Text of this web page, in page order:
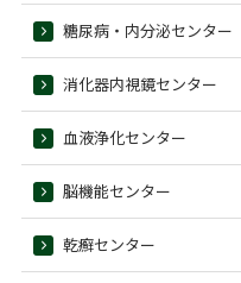
糖尿病・内分泌センター
消化器内視鏡センター
血液浄化センター
脳機能センター
乾癬センター